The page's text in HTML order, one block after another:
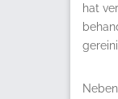
hat